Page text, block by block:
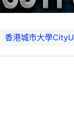
香港城市大學CityU